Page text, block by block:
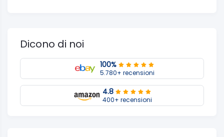
Dicono di noi
100%
5.780+ recensioni
4.8
400+ recensioni